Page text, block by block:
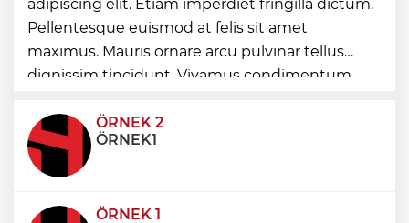
Konya Selçuklular 2000'li yıllara gitti
adipiscing elit. Etiam imperdiet fringilla dictum.
Pellentesque euismod at felis sit amet
maximus. Mauris ornare arcu pulvinar tellus
dignissim tincidunt. Vivamus condimentum
condimentum eros et, faucibus sapien. Praese
ÖRNEK 2
ÖRNEK1
ÖRNEK 1